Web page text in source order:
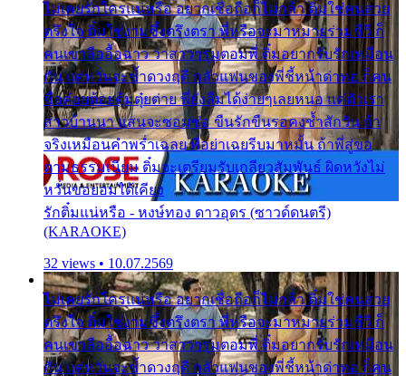
ไม่เคยรักใครแน่หรือ อยากเชื่อถือก็ไม่กล้า ติ๋มใช่คนสวย
ตรึงใจ ติ๋มใช่งามซึ้งตรึงตรา พี่หรือจะมาหมายร่วมชีวี ก็
คนเขาลืออื้อฉาว ว่าสาวๆรุมตอมพี่ ติ๋มอยากรับรักเหมือน
กัน แต่หวั่นจะช้ำดวงฤดี กลัวแฟนของพี่ชี้หน้าด่าทอ ก็คน
ชื่อต๋อยต้อยตุ้มตุ๋ยต่าย พี่ยังลืมได้ง่ายๆเลยหนอ แค่ตัวเรา
สาวบ้านนา แสนจะซอมซ่อ ขืนรักขืนรอคงช้ำสักวัน ถ้า
จริงเหมือนคำพร่ำเฉลย พี่อย่าเฉยรีบมาหมั้น ถ้าพี่สู่ขอ
ตามธรรมเนียม ติ๋มจะเตรียมรับเกลียวสัมพันธ์ ผิดหวังไม่
หวั่นขอยอมได้เคียง
รักติ๋มแน่หรือ - หงษ์ทอง ดาวอุดร (ซาวด์ดนตรี)
(KARAOKE)
32 views • 10.07.2569
ไม่เคยรักใครแน่หรือ อยากเชื่อถือก็ไม่กล้า ติ๋มใช่คนสวย
ตรึงใจ ติ๋มใช่งามซึ้งตรึงตรา พี่หรือจะมาหมายร่วมชีวี ก็
คนเขาลืออื้อฉาว ว่าสาวๆรุมตอมพี่ ติ๋มอยากรับรักเหมือน
กัน แต่หวั่นจะช้ำดวงฤดี กลัวแฟนของพี่ชี้หน้าด่าทอ ก็คน